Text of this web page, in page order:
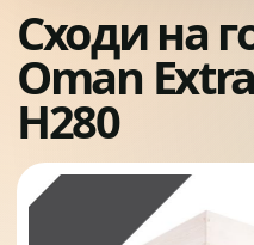
Послуги
Дах під ключ
Про
02 Фасади та
03 Заборы
Системи
Сходи на
Oman
H280